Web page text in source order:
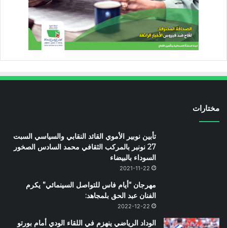
مختارات
تأبين نوبير الأموي القائد النقابي والسياسي السبت
27 نونبر بالمركب الثقافي محمد السادس الصخور
السوداء بالبيضاء
2021-11-22
مهرجان “أيام فاس للتواصل السينمائي” يكرم
الفنان عبد الحق بلمجاهد:
2022-12-22
الوداد الرياضي ينهزم في اللقاء الودي أمام بورتو